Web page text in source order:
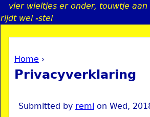
Jump to
vier wieltjes er onder, touwtje
rijdt wel -stel
You are here
Home ›
Privacyverklaring
Submitted by remi on Wed,